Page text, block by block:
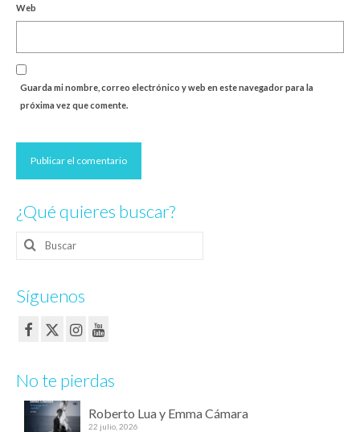
Web
Guarda mi nombre, correo electrónico y web en este navegador para la
próxima vez que comente.
¿Qué quieres buscar?
Buscar
por:
Síguenos
No te pierdas
Roberto Lua y Emma Cámara
22 julio, 2026